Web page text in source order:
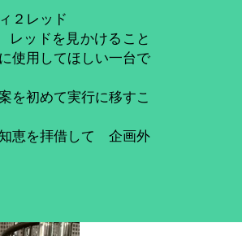
２レッド
ッドを見かけること
使用してほしい一台で
を初めて実行に移すこ
恵を拝借して 企画外